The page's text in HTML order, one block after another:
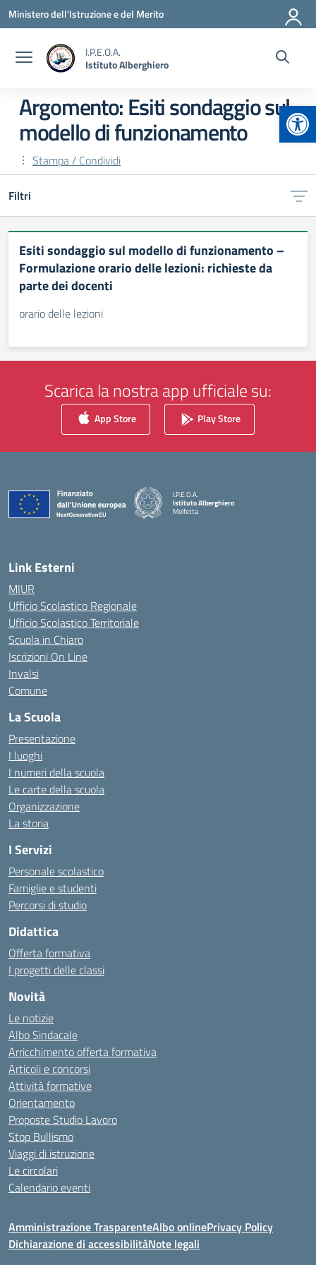
Vai ai contenuti
Vai al menu di navigazione
Vai al footer
Ministero dell'Istruzione e del Merito
I.P.E.O.A.
Istituto Alberghiero
Argomento: Esiti sondaggio sul
modello di funzionamento
Stampa / Condividi
Filtri
Esiti sondaggio sul modello di funzionamento –
Formulazione orario delle lezioni: richieste da
parte dei docenti
orario delle lezioni
Scarica la nostra app ufficiale su:
App Store Play Store
I.P.E.O.A.
Istituto Alberghiero
Molfetta
Link Esterni
MIUR
Ufficio Scolastico Regionale
Ufficio Scolastico Territoriale
Scuola in Chiaro
Iscrizioni On Line
Invalsi
Comune
La Scuola
Presentazione
I luoghi
I numeri della scuola
Le carte della scuola
Organizzazione
La storia
I Servizi
Personale scolastico
Famiglie e studenti
Percorsi di studio
Didattica
Offerta formativa
I progetti delle classi
Novità
Le notizie
Albo Sindacale
Arricchimento offerta formativa
Articoli e concorsi
Attività formative
Orientamento
Proposte Studio Lavoro
Stop Bullismo
Viaggi di istruzione
Le circolari
Calendario eventi
Amministrazione TrasparenteAlbo onlinePrivacy Policy
Dichiarazione di accessibilitàNote legali